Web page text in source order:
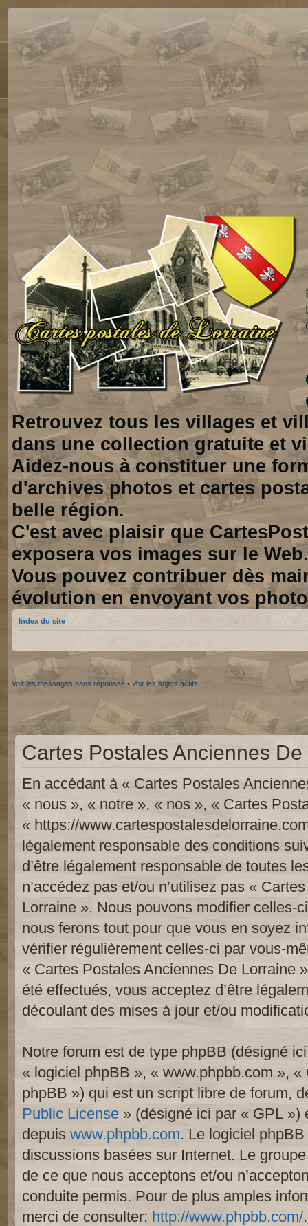
Retrouvez tous les villages et
dans une collection gratuite et
Aidez-nous à constituer une
d'archives photos et cartes
belle région.
C'est avec plaisir que
exposera vos images sur le Web.
Vous pouvez contribuer dès
évolution en envoyant vos
Index du site
Voir les messages sans réponses • Voir les sujets actifs
Cartes Postales Anciennes
En accédant à « Cartes Postales
« nous », « notre », « nos », « Cartes
« https://
légalement responsable des conditions
d’être légalement responsable de toutes
n’accédez pas et/ou n’utilisez pas «
Lorraine ». Nous pouvons modifier celles-
nous ferons tout pour que vous en soyez
vérifier régulièrement celles-ci par vous-
« Cartes Postales Anciennes De Lorraine
été effectués, vous acceptez d’être
découlant des mises à jour et/ou
Notre forum est de type phpBB (désigné
« logiciel phpBB », « www.phpbb.com »,
phpBB ») qui est un script libre de forum,
Public License » (désigné ici par « GPL »)
depuis www.phpbb.com. Le logiciel
discussions basées sur Internet. Le
de ce que nous acceptons et/ou
conduite permis. Pour de plus amples
merci de consulter: http://www.phpbb.com/.